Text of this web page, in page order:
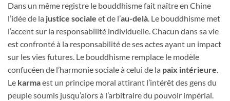
Dans un même registre le bouddhisme fait naître en Chine
l’idée de la justice sociale et de l’au-delà. Le bouddhisme met
l’accent sur la responsabilité individuelle. Chacun dans sa vie
est confronté à la responsabilité de ses actes ayant un impact
sur les vies futures. Le bouddhisme remplace le modèle
confucéen de l’harmonie sociale à celui de la paix intérieure.
Le karmaest un principe moral attirant l’intérêt des gens du
peuple soumis jusqu’alors à l’arbitraire du pouvoir impérial.